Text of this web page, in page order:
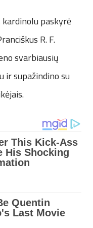
kardinolu paskyrė
R. F.
svarbiausių
supažindino su